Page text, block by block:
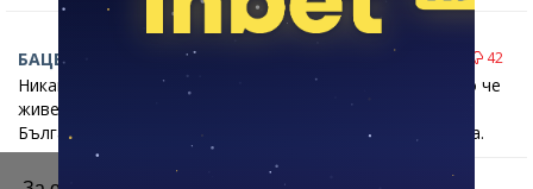
БАЦЕ 13.06.2026, 18:56 часа 42
Никакво домашно възпитание. Никакво училищно. Като че
живеем в развъдник на гамени и олигофрени. Тежко за
България, когато това поколение започне да управлява.